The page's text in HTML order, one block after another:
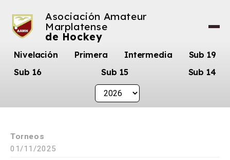
Asociación Amateur
Marplatense
de Hockey
Nivelación Primera Intermedia
Sub 19
Sub 16
Sub 15 Sub 14
Torneos
01/11/2025